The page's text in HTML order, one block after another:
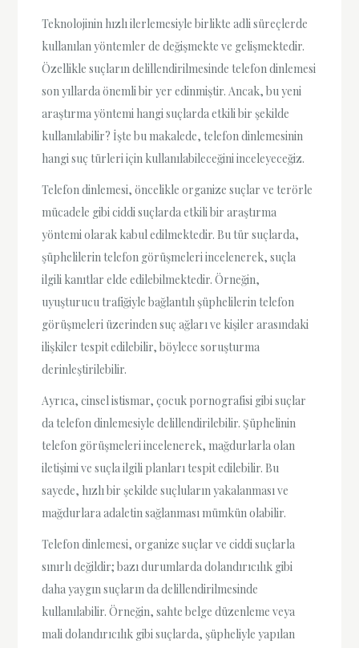
Teknolojinin hızlı ilerlemesiyle birlikte adli süreçlerde
kullanılan yöntemler de değişmekte ve gelişmektedir.
Özellikle suçların delillendirilmesinde telefon dinlemesi
son yıllarda önemli bir yer edinmiştir. Ancak, bu yeni
araştırma yöntemi hangi suçlarda etkili bir şekilde
kullanılabilir? İşte bu makalede, telefon dinlemesinin
hangi suç türleri için kullanılabileceğini inceleyeceğiz.
Telefon dinlemesi, öncelikle organize suçlar ve terörle
mücadele gibi ciddi suçlarda etkili bir araştırma
yöntemi olarak kabul edilmektedir. Bu tür suçlarda,
şüphelilerin telefon görüşmeleri incelenerek, suçla
ilgili kanıtlar elde edilebilmektedir. Örneğin,
uyuşturucu trafiğiyle bağlantılı şüphelilerin telefon
görüşmeleri üzerinden suç ağları ve kişiler arasındaki
ilişkiler tespit edilebilir, böylece soruşturma
derinleştirilebilir.
Ayrıca, cinsel istismar, çocuk pornografisi gibi suçlar
da telefon dinlemesiyle delillendirilebilir. Şüphelinin
telefon görüşmeleri incelenerek, mağdurlarla olan
iletişimi ve suçla ilgili planları tespit edilebilir. Bu
sayede, hızlı bir şekilde suçluların yakalanması ve
mağdurlara adaletin sağlanması mümkün olabilir.
Telefon dinlemesi, organize suçlar ve ciddi suçlarla
sınırlı değildir; bazı durumlarda dolandırıcılık gibi
daha yaygın suçların da delillendirilmesinde
kullanılabilir. Örneğin, sahte belge düzenleme veya
mali dolandırıcılık gibi suçlarda, şüpheliyle yapılan